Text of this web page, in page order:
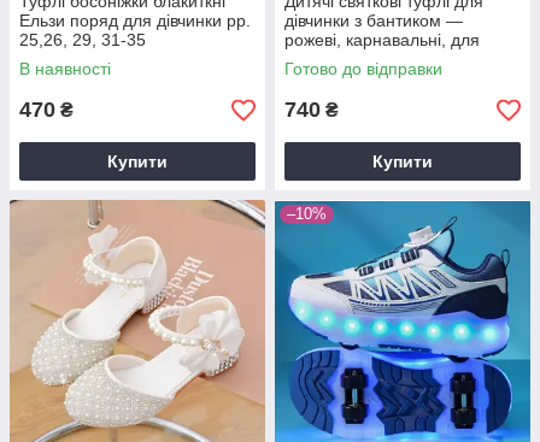
Ельзи поряд для дівчинки рр.
25,26, 29, 31-35
В наявності
470 ₴
Купити
дівчинки з бантиком —
рожеві, карнавальні, для
ранку, фотосесії та свят р.
26-35
Готово до відправки
740 ₴
Купити
–10%